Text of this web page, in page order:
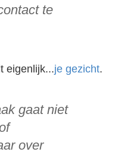
te
eigenlijk...je gezicht.
gaat niet
over